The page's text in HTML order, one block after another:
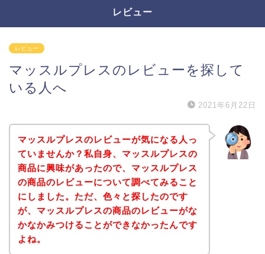
レビュー
レビュー
マッスルプレスのレビューを探して
いる人へ
2021年6月22日
マッスルプレスのレビューが気になる人っ
ていませんか？私自身、マッスルプレスの
商品に興味があったので、マッスルプレス
の商品のレビューについて調べてみること
にしました。ただ、色々と探したのです
が、マッスルプレスの商品のレビューがな
かなかみつけることができなかったんです
よね。